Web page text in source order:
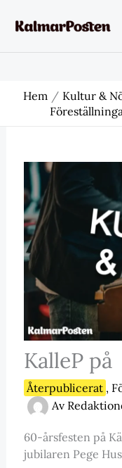
Hem Kultur &
KalleP på
Återpublicerat ,
Av
60-årsfesten på
jubilaren Pege